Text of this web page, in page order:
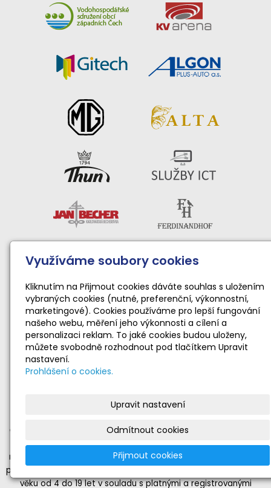
Národní sportovní agentura • Karlovarský kraj • Statutární
Činnost TopGym Karlovy Vary pro rok 2026 byla podpořena
dotací Národní sportovní agentury ve výši 169 100 Kč
na zabezpečení sportovní, tělovýchovné a organizační funkce
příjemce dotace realizující sportovní aktivity dětí a mládeže ve
věku od 4 do 19 let v souladu s platnými a registrovanými
Využíváme soubory cookies
Kliknutím na Přijmout cookies dáváte souhlas s uložením
vybraných cookies (nutné, preferenční, výkonnostní,
marketingové). Cookies používáme pro lepší fungování
našeho webu, měření jeho výkonnosti a cílení a
personalizaci reklam. To jaké cookies budou uloženy,
můžete svobodně rozhodnout pod tlačítkem Upravit
nastavení.
Prohlášení o cookies.
Upravit nastavení
Odmítnout cookies
Přijmout cookies